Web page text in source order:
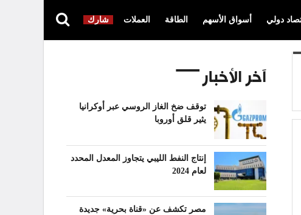
دولي أسواق الأسهم الطاقة العملات شارك
آخر الأخبار
توقف ضخ الغاز الروسي عبر أوكرانيا
يثير قلق أوروبا
إنتاج النفط الليبي يتجاوز المعدل المحدد
لعام 2024
مصر تكشف عن «قناة بحرية» جديدة